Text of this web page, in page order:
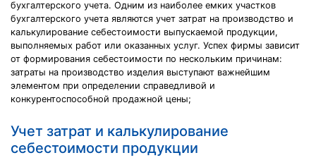
бухгалтерского учета. Одним из наиболее емких участков
бухгалтерского учета являются учет затрат на производство и
калькулирование себестоимости выпускаемой продукции,
выполняемых работ или оказанных услуг. Успех фирмы зависит
от формирования себестоимости по нескольким причинам:
затраты на производство изделия выступают важнейшим
элементом при определении справедливой и
конкурентоспособной продажной цены;
Учет затрат и калькулирование
себестоимости продукции